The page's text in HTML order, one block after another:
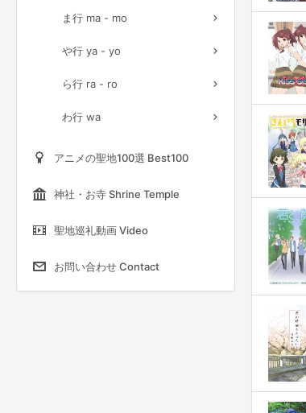
ま行 ma - mo
や行 ya - yo
ら行 ra - ro
わ行 wa
アニメの聖地100選 Best100
神社・お寺 Shrine Temple
聖地巡礼動画 Video
お問い合わせ Contact